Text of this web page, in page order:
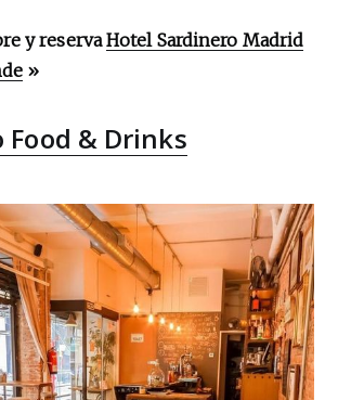
y reservaHotel Sardinero Madrid
»
& Drinks